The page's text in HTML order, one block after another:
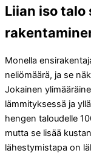
Liian iso
Monella
neliömäärä, ja se
Jokainen
lämmityksessä ja
hengen taloudelle
mutta se lisää
lähestymistapa on